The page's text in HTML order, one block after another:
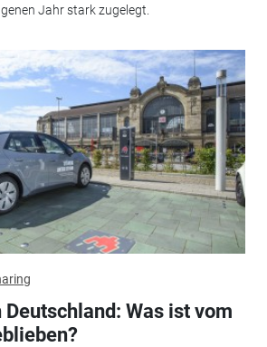
Jahr stark zugelegt.
Was ist vom